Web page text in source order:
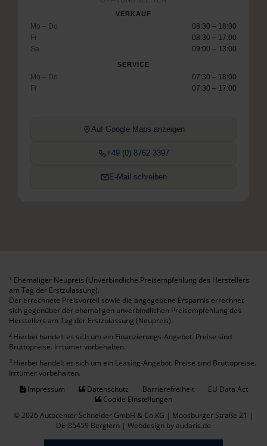
VERKAUF
Mo – Do
08:30 – 18:00
Fr
08:30 – 17:00
Sa
09:00 – 13:00
SERVICE
Mo – Do
07:30 – 18:00
Fr
07:30 – 17:00
Auf Google Maps anzeigen
+49 (0) 8762 3397
E-Mail schreiben
1 Ehemaliger Neupreis (Unverbindliche Preisempfehlung des Herstellers
am Tag der Erstzulassung).
Der errechnete Preisvorteil sowie die angegebene Ersparnis errechnet
sich gegenüber der ehemaligen unverbindlichen Preisempfehlung des
Herstellers am Tag der Erstzulassung (Neupreis).
2 Hierbei handelt es sich um ein Finanzierungs-Angebot. Preise sind
Bruttopreise. Irrtümer vorbehalten.
3 Hierbei handelt es sich um ein Leasing-Angebot. Preise sind Bruttopreise.
Irrtümer vorbehalten.
Impressum
Datenschutz Barrierefreiheit
EU Data Act
Cookie Einstellungen
© 2026 Autocenter Schneider GmbH & Co.KG | Moosburger Straße 21 |
DE-85459 Berglern | Webdesign by audaris.de